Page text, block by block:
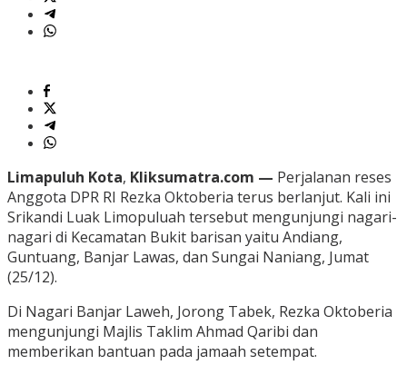
Limapuluh Kota, Kliksumatra.com — Perjalanan reses
Anggota DPR RI Rezka Oktoberia terus berlanjut. Kali ini
Srikandi Luak Limopuluah tersebut mengunjungi nagari-
nagari di Kecamatan Bukit barisan yaitu Andiang,
Guntuang, Banjar Lawas, dan Sungai Naniang, Jumat
(25/12).
Di Nagari Banjar Laweh, Jorong Tabek, Rezka Oktoberia
mengunjungi Majlis Taklim Ahmad Qaribi dan
memberikan bantuan pada jamaah setempat.